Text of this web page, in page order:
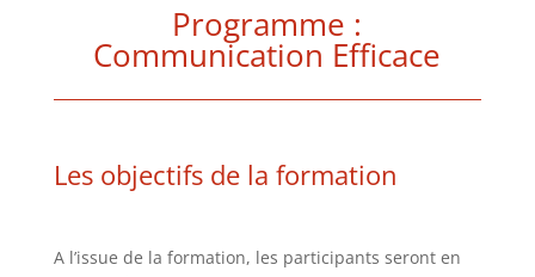
Programme :
Communication Efficace
Les objectifs de la formation
A l’issue de la formation, les participants seront en